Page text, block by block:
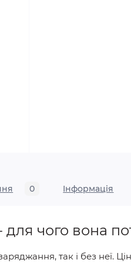
0 Iнформація
чого вона
так і без неї.